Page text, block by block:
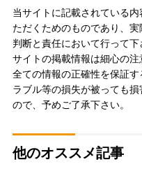
当サイトに記載されている
ただくためのものであり、
判断と責任において行って
サイトの掲載情報は細心の
全ての情報の正確性を保証
ラブル等の損失が被っても
ので、予めご了承下さい。
他のオススメ記事